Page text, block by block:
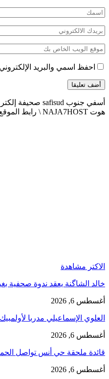
احفظ اسمي والبريد
هوت NAJA7HOST \ رابط الموقع : safisud.com \ للتواصل معنا عبر الهاتف 0663881120 \ 0524657231 \ البريد الإلكتروني : safisud2014@gmail.com
الاكتر مشاهدة
خالد الشاگنة يعقد ندوة صحفية
أغسطس 6, 2026
العلوي الإسماعيلي مدربا
أغسطس 6, 2026
قائدة ملحقة حي أنس تواصل
أغسطس 6, 2026